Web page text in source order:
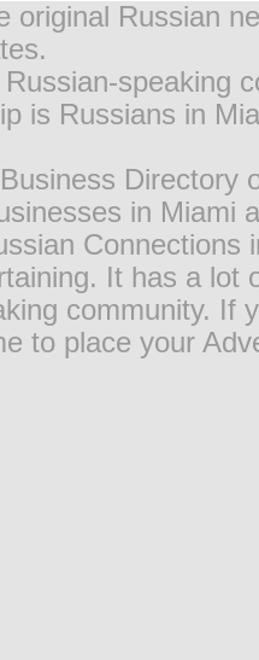
original Russian
speaking
is Russians in
Directory
in Miami
It has a
community. If
to place your